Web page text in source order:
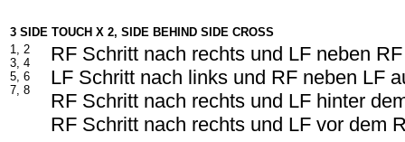
3 SIDE TOUCH X 2, SIDE BEHIND SIDE CROSS
1, 2
3, 4
5, 6
7, 8
RF Schritt nach rechts und LF neben
LF Schritt nach links und RF neben LF
RF Schritt nach rechts und LF hinter
RF Schritt nach rechts und LF vor dem